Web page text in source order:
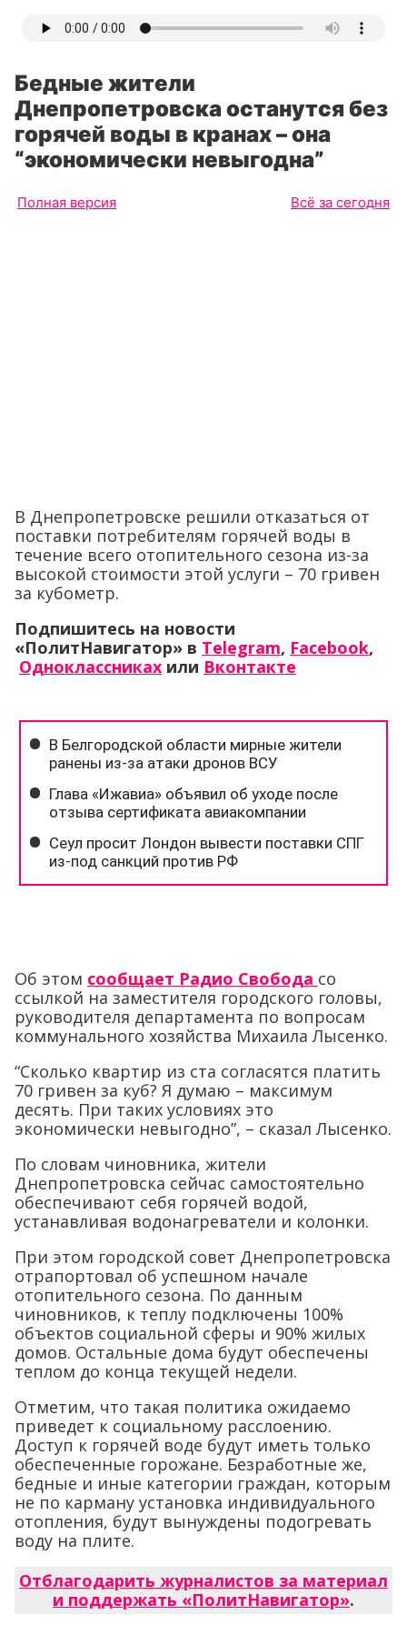
Бедные жители
Днепропетровска останутся без
горячей воды в кранах – она
“экономически невыгодна”
Полная версия Всё за сегодня
В Днепропетровске решили отказаться от
поставки потребителям горячей воды в
течение всего отопительного сезона из-за
высокой стоимости этой услуги – 70 гривен
за кубометр.
Подпишитесь на новости
«ПолитНавигатор» в Telegram, Facebook,
Одноклассниках или Вконтакте
Об этом сообщает Радио Свобода со
ссылкой на заместителя городского головы,
руководителя департамента по вопросам
коммунального хозяйства Михаила Лысенко.
“Сколько квартир из ста согласятся платить
70 гривен за куб? Я думаю – максимум
десять. При таких условиях это
экономически невыгодно”, – сказал Лысенко.
По словам чиновника, жители
Днепропетровска сейчас самостоятельно
обеспечивают себя горячей водой,
устанавливая водонагреватели и колонки.
При этом городской совет Днепропетровска
отрапортовал об успешном начале
отопительного сезона. По данным
чиновников, к теплу подключены 100%
объектов социальной сферы и 90% жилых
домов. Остальные дома будут обеспечены
теплом до конца текущей недели.
Отметим, что такая политика ожидаемо
приведет к социальному расслоению.
Доступ к горячей воде будут иметь только
обеспеченные горожане. Безработные же,
бедные и иные категории граждан, которым
не по карману установка индивидуального
отопления, будут вынуждены подогревать
воду на плите.
Отблагодарить журналистов за материал
и поддержать «ПолитНавигатор».